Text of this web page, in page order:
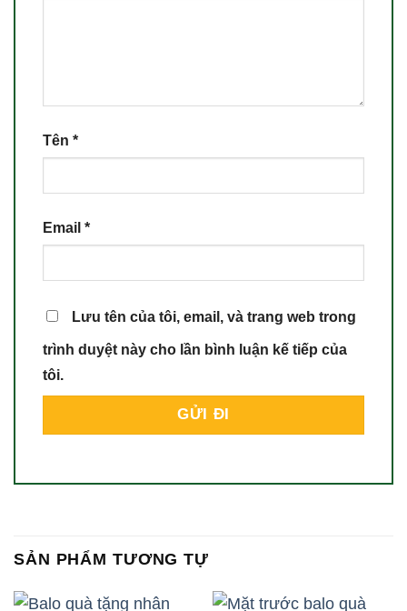
Tên *
Email *
Lưu tên của tôi, email, và trang web trong
trình duyệt này cho lần bình luận kế tiếp của
tôi.
SẢN PHẨM TƯƠNG TỰ